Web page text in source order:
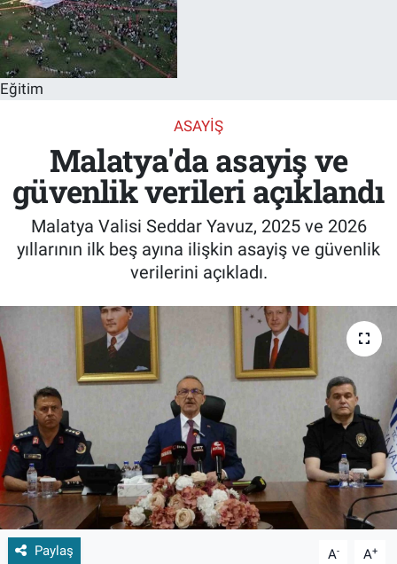
Eğitim
ASAYIŞ
Malatya'da asayiş ve
güvenlik verileri açıklandı
Malatya Valisi Seddar Yavuz, 2025 ve 2026
yıllarının ilk beş ayına ilişkin asayiş ve güvenlik
verilerini açıkladı.
Paylaş A- A+